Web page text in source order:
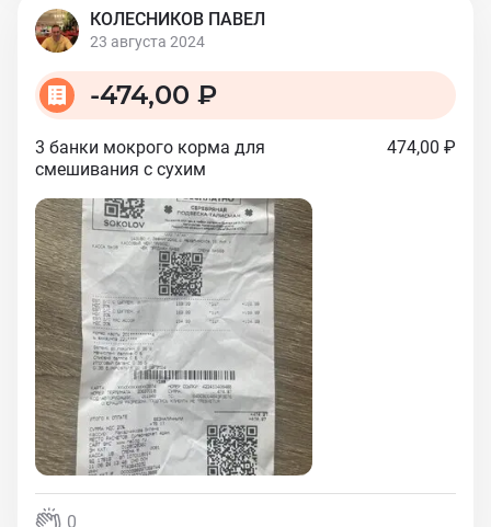
КОЛЕСНИКОВ ПАВЕЛ
23 августа 2024
-474,00 ₽
3 банки мокрого корма для
смешивания с сухим
474,00 ₽
0